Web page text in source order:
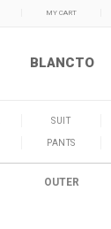
MY CART
BLANCTO
SUIT
PANTS
OUTER